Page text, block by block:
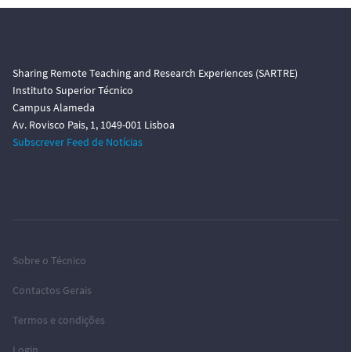
Sharing Remote Teaching and Research Experiences (SARTRE)
Instituto Superior Técnico
Campus Alameda
Av. Rovisco Pais, 1, 1049-001 Lisboa
Subscrever Feed de Notícias
Sobre o Técnico
Contactos Gerais
Termos e condições